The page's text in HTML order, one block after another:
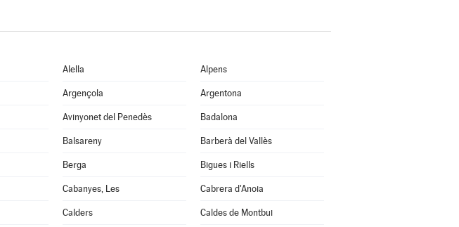
Alella Alpens
Argençola Argentona
Avinyonet del Penedès Badalona
Balsareny Barberà del Vallès
Berga Bigues i Riells
Cabanyes, Les Cabrera d'Anoia
Calders Caldes de Montbui